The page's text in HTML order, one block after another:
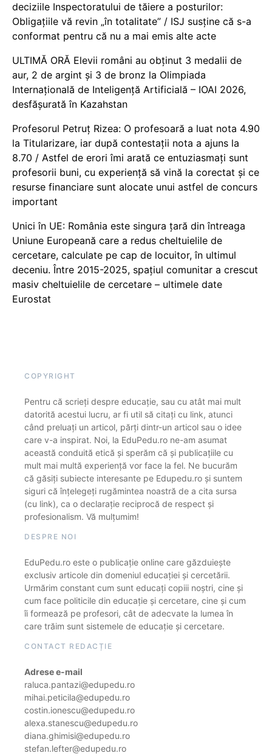
deciziile Inspectoratului de tăiere a posturilor:
Obligațiile vă revin „în totalitate” / ISJ susține că s-a
conformat pentru că nu a mai emis alte acte
ULTIMĂ ORĂ Elevii români au obținut 3 medalii de
aur, 2 de argint și 3 de bronz la Olimpiada
Internațională de Inteligență Artificială – IOAI 2026,
desfășurată în Kazahstan
Profesorul Petruț Rizea: O profesoară a luat nota 4.90
la Titularizare, iar după contestații nota a ajuns la
8.70 / Astfel de erori îmi arată ce entuziasmați sunt
profesorii buni, cu experiență să vină la corectat și ce
resurse financiare sunt alocate unui astfel de concurs
important
Unici în UE: România este singura țară din întreaga
Uniune Europeană care a redus cheltuielile de
cercetare, calculate pe cap de locuitor, în ultimul
deceniu. Între 2015-2025, spațiul comunitar a crescut
masiv cheltuielile de cercetare – ultimele date
Eurostat
COPYRIGHT
Pentru că scrieți despre educație, sau cu atât mai mult
datorită acestui lucru, ar fi util să citați cu link, atunci
când preluați un articol, părți dintr-un articol sau o idee
care v-a inspirat. Noi, la EduPedu.ro ne-am asumat
această conduită etică și sperăm că și publicațiile cu
mult mai multă experiență vor face la fel. Ne bucurăm
că găsiți subiecte interesante pe Edupedu.ro și suntem
siguri că înțelegeți rugămintea noastră de a cita sursa
(cu link), ca o declarație reciprocă de respect și
profesionalism. Vă mulțumim!
DESPRE NOI
EduPedu.ro este o publicație online care găzduiește
exclusiv articole din domeniul educației și cercetării.
Urmărim constant cum sunt educați copiii noștri, cine și
cum face politicile din educație și cercetare, cine și cum
îi formează pe profesori, cât de adecvate la lumea în
care trăim sunt sistemele de educație și cercetare.
CONTACT REDACȚIE
Adrese e-mail
raluca.pantazi@edupedu.ro
mihai.peticila@edupedu.ro
costin.ionescu@edupedu.ro
alexa.stanescu@edupedu.ro
diana.ghimisi@edupedu.ro
stefan.lefter@edupedu.ro